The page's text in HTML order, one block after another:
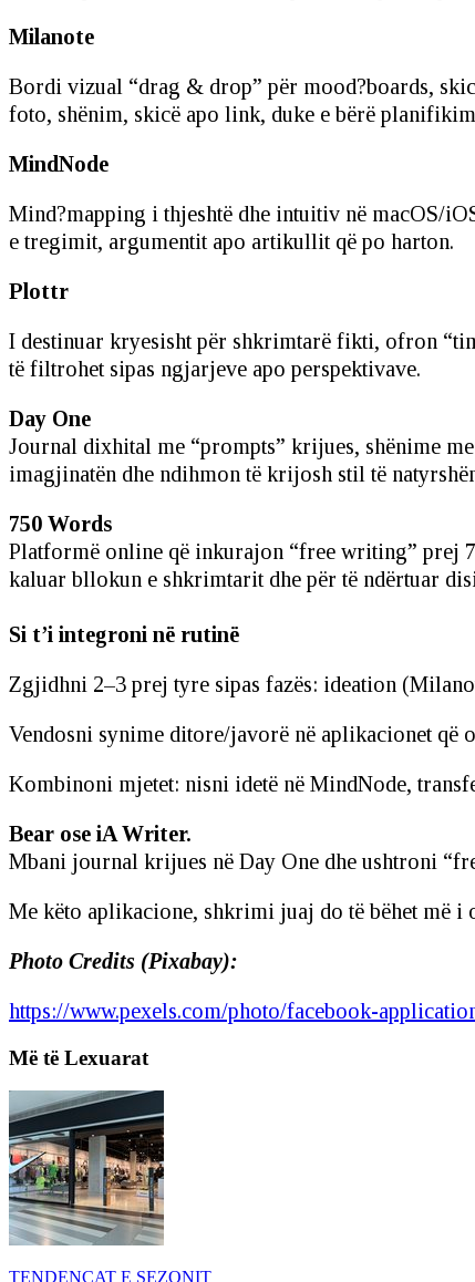
Milanote
Bordi vizual “drag & drop” për mood?boards,
foto, shënim, skicë apo link, duke e bërë
MindNode
Mind?mapping i thjeshtë dhe intuitiv në macOS/
e tregimit, argumentit apo artikullit që po harton.
Plottr
I destinuar kryesisht për shkrimtarë fikti, ofron
të filtrohet sipas ngjarjeve apo perspektivave.
Day One
Journal dixhital me “prompts” krijues, shënime
imagjinatën dhe ndihmon të krijosh stil të
750 Words
Platformë online që inkurajon “free writing” prej
kaluar bllokun e shkrimtarit dhe për të ndërtuar
Si t’i integroni në rutinë
Zgjidhni 2–3 prej tyre sipas fazës: ideation
Vendosni synime ditore/javorë në aplikacionet që
Kombinoni mjetet: nisni idetë në MindNode,
Bear ose iA Writer.
Mbani journal krijues në Day One dhe ushtroni
Me këto aplikacione, shkrimi juaj do të bëhet më i
Photo Credits (Pixabay):
https://www.pexels.com/photo/facebook-
Më të Lexuarat
TENDENCAT E SEZONIT